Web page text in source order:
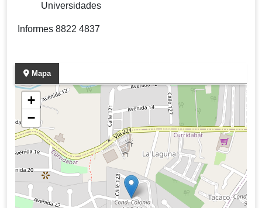
Universidades
Informes 8822 4837
Mapa
+
−